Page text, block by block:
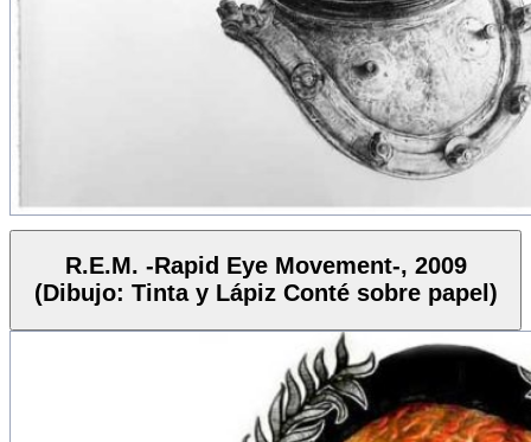
R.E.M. -Rapid Eye Movement-, 2009
(Dibujo: Tinta y Lápiz Conté sobre papel)